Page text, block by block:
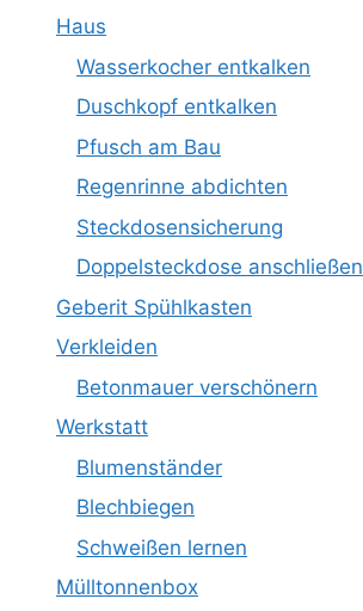
Haus
Wasserkocher entkalken
Duschkopf entkalken
Pfusch am Bau
Regenrinne abdichten
Steckdosensicherung
Doppelsteckdose anschließen
Geberit Spühlkasten
Verkleiden
Betonmauer verschönern
Werkstatt
Blumenständer
Blechbiegen
Schweißen lernen
Mülltonnenbox